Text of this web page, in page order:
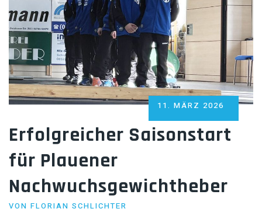
Erfolgreicher Saisonstart
für Plauener
Nachwuchsgewichtheber
POSTED
11. MÄRZ 2026
VON FLORIAN SCHLICHTER